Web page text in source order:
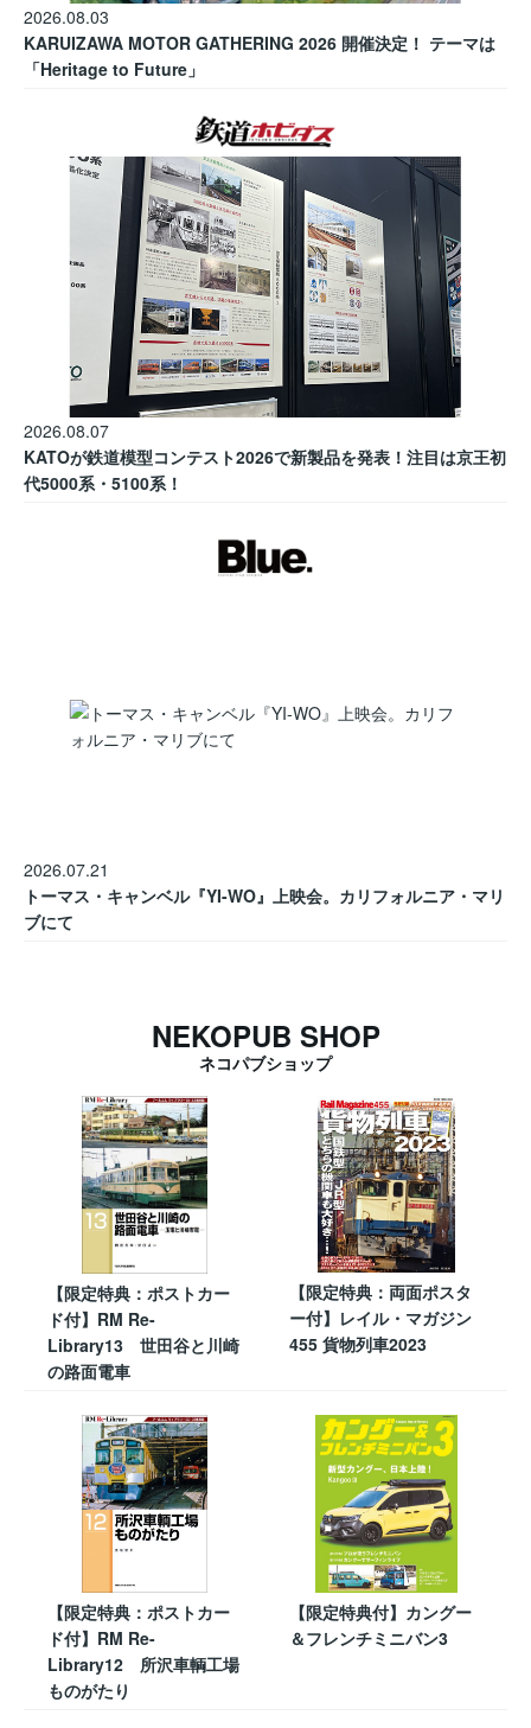
2026.08.03
KARUIZAWA MOTOR GATHERING 2026 開催決定！ テーマは
「Heritage to Future」
2026.08.07
KATOが鉄道模型コンテスト2026で新製品を発表！注目は京王初
代5000系・5100系！
2026.07.21
トーマス・キャンベル『YI-WO』上映会。カリフォルニア・マリ
ブにて
NEKOPUB SHOP
ネコパブショップ
【限定特典：ポストカー
ド付】RM Re-
Library13 世田谷と川崎
の路面電車
【限定特典：両面ポスタ
ー付】レイル・マガジン
455 貨物列車2023
【限定特典：ポストカー
ド付】RM Re-
Library12 所沢車輌工場
ものがたり
【限定特典付】カングー
＆フレンチミニバン3